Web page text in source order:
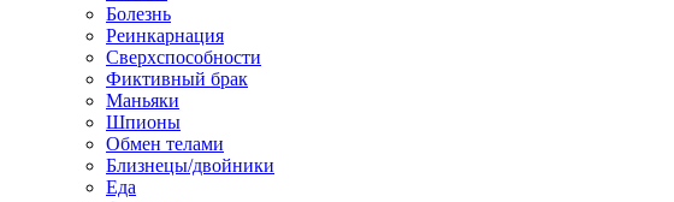
Болезнь
Реинкарнация
Сверхспособности
Фиктивный брак
Маньяки
Шпионы
Обмен телами
Близнецы/двойники
Еда